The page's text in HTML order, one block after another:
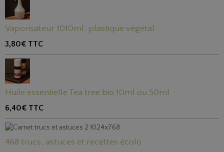
Vaporisateur 1010ml, plastique végétal
3,80€ TTC
Huile essentielle Tea tree bio 10ml ou 50ml
6,40€ TTC
468 trucs, astuces et recettes écolo